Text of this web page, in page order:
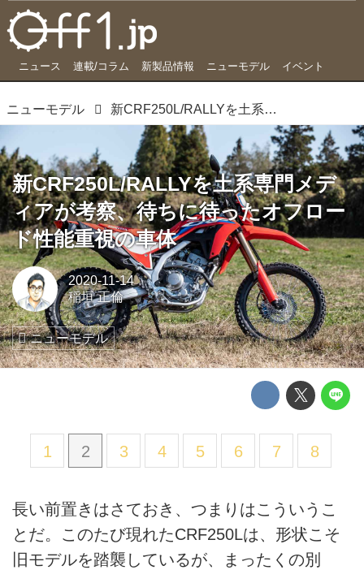
ニュース 連載/コラム 新製品情報 ニューモデル イベント
ニューモデル 新CRF250L/RALLYを土系専門メディアが考察、待ちに待ったオフロード性能重視の車体
新CRF250L/RALLYを土系専門メデ
ィアが考察、待ちに待ったオフロー
ド性能重視の車体
2020-11-14
稲垣 正倫
ニューモデル
1 2 3 4 5 6 7 8
長い前置きはさておき、つまりはこういうこ
とだ。このたび現れたCRF250Lは、形状こそ
旧モデルを踏襲しているが、まったくの別